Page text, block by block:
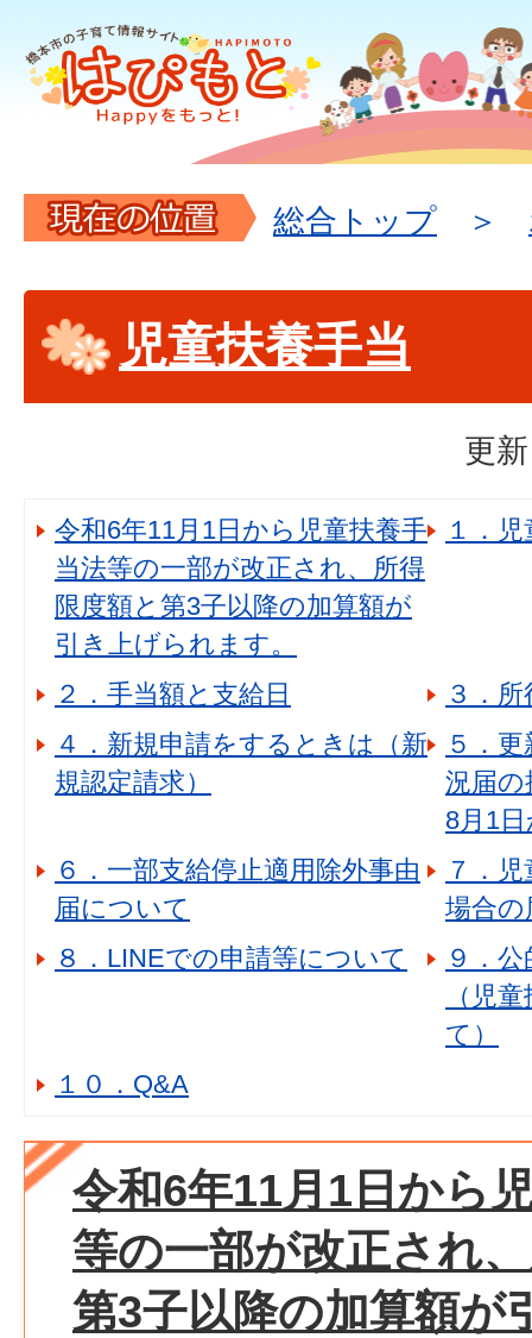
現
位
置
総合トップ
児童扶養手当
更
令和6年11月1日から児童扶養手
当法等の一部が改正され、所得
限度額と第3子以降の加算額が
引き上げられます。
１．
２．手当額と支給日
３．
４．新規申請をするときは（新
規認定請求）
５．
況届の
8月1
６．一部支給停止適用除外事由
届について
７．
場合の
８．LINEでの申請等について
９．
（児
て）
１０．Q&A
令和6年11月1日から
等の一部が改正され
第3子以降の加算額が